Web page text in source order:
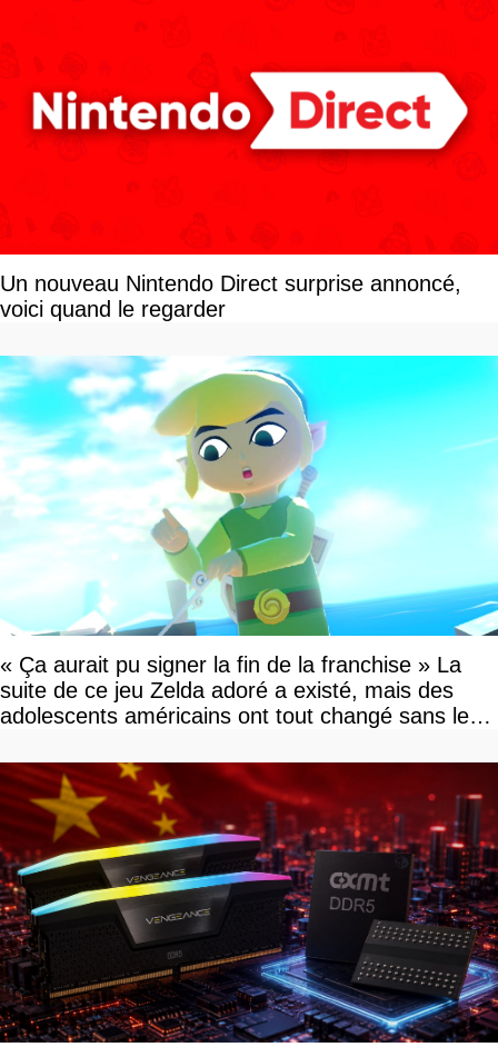
Un nouveau Nintendo Direct surprise annoncé,
voici quand le regarder
« Ça aurait pu signer la fin de la franchise » La
suite de ce jeu Zelda adoré a existé, mais des
adolescents américains ont tout changé sans le